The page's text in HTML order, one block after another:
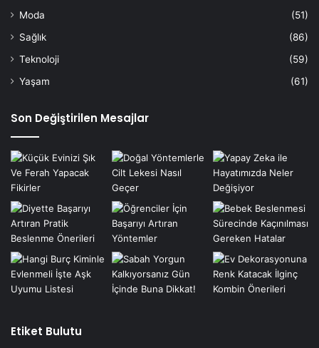
Moda
(51)
Sağlık
(86)
Teknoloji
(59)
Yaşam
(61)
Son Değiştirilen Mesajlar
Etiket Bulutu